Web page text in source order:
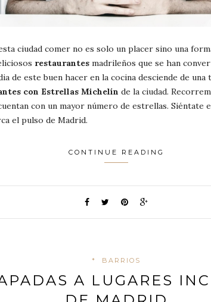
ciudad comer no es solo un placer sino una
restaurantes madrileños que se han
de este buen hacer en la cocina desciende de
con Estrellas Michelín de la ciudad.
con un mayor número de estrellas. Siéntate
el pulso de Madrid.
CONTINUE READING
* BARRIOS
A LUGARES